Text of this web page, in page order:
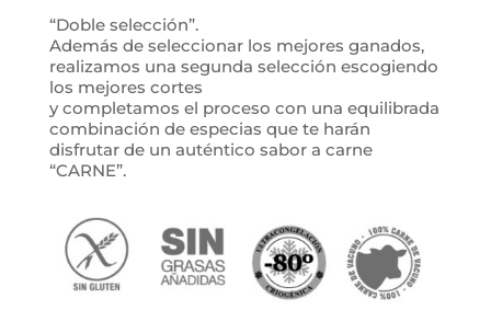
“Doble selección”.
Además de seleccionar los mejores ganados,
realizamos una segunda selección escogiendo
los mejores cortes
y completamos el proceso con una equilibrada
combinación de especias que te harán
disfrutar de un auténtico sabor a carne
“CARNE”.